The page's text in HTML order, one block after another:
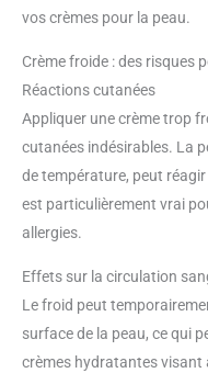
vos crèmes pour la peau.
Crème froide : des risques
Réactions cutanées
Appliquer une crème trop
cutanées indésirables. La
de température, peut
est particulièrement vrai
allergies.
Effets sur la circulation
Le froid peut
surface de la peau, ce qui
crèmes hydratantes visant